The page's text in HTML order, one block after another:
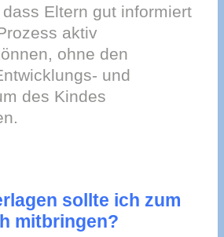
Eltern gut informiert
aktiv
ohne den
und
des Kindes
sollte ich zum
mitbringen?